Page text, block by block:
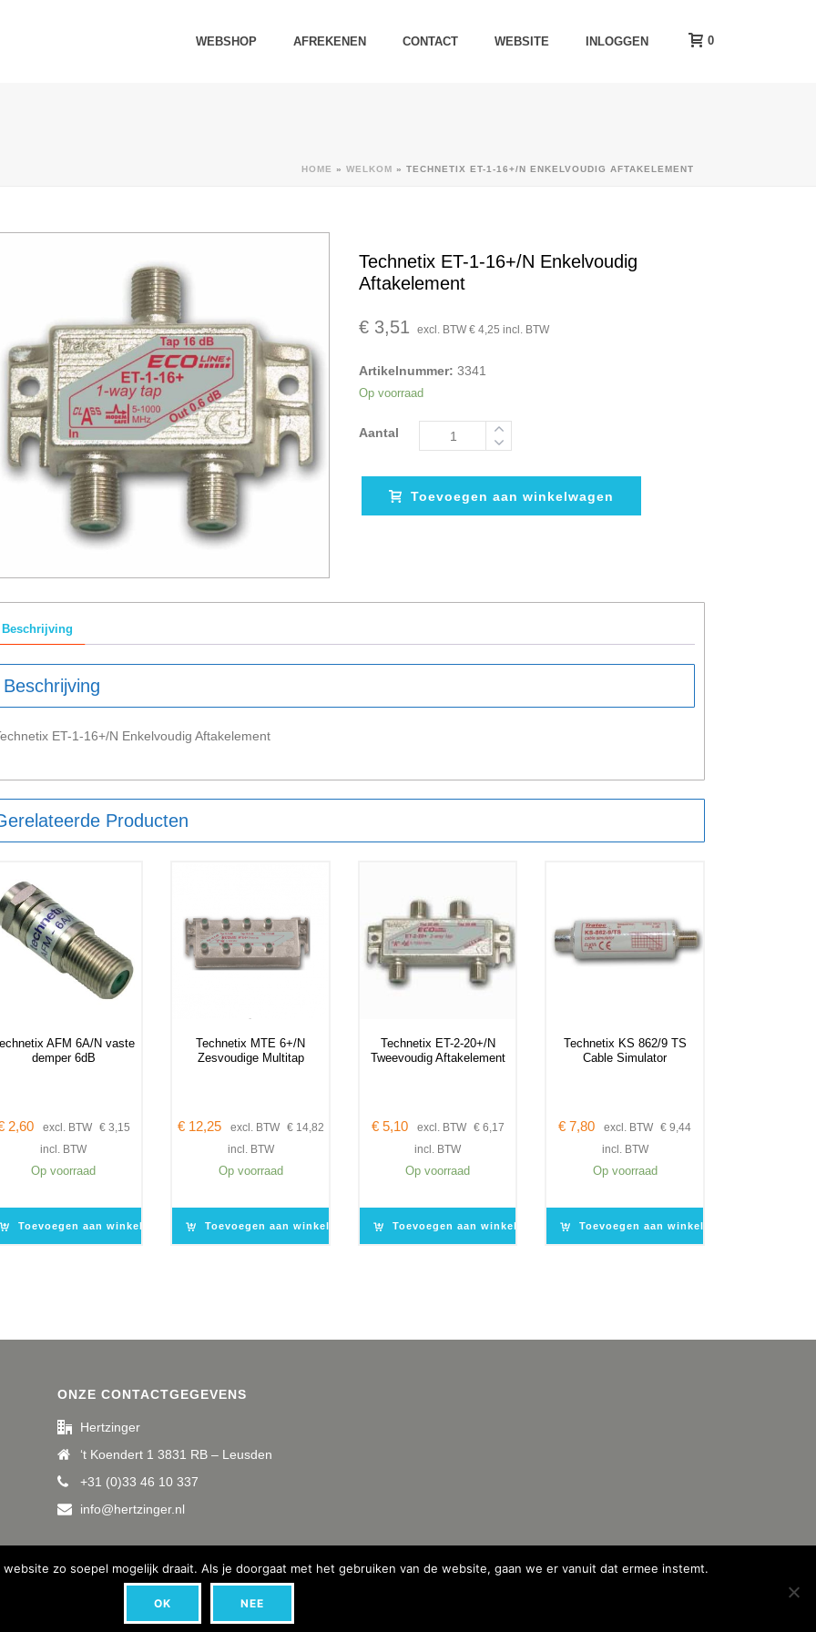
WEBSHOP AFREKENEN CONTACT WEBSITE INLOGGEN 0
HOME » WELKOM » TECHNETIX ET-1-16+/N ENKELVOUDIG AFTAKELEMENT
Technetix ET-1-16+/N Enkelvoudig
Aftakelement
€3,51 excl. BTW €4,25 incl. BTW
Artikelnummer: 3341
Op voorraad
Aantal
Toevoegen aan winkelwagen
Beschrijving
Beschrijving
ET-1-16+/N Enkelvoudig Aftakelement
Producten
AFM 6A/N vaste
demper 6dB
2,60 excl. BTW €3,15
incl. BTW
Op voorraad
Toevoegen aan winkelwagen
Technetix MTE 6+/N
Zesvoudige Multitap
€12,25 excl. BTW €14,82
incl. BTW
Op voorraad
Toevoegen aan winkelwagen
Technetix ET-2-20+/N
Tweevoudig Aftakelement
€5,10 excl. BTW €6,17
incl. BTW
Op voorraad
Toevoegen aan winkelwagen
Technetix KS 862/9 TS
Cable Simulator
€ 7,80 excl. BTW € 9,44
incl. BTW
Op voorraad
Toevoegen aan winkelwagen
ONZE CONTACTGEGEVENS
Hertzinger
‘t Koendert 1 3831 RB – Leusden
+31 (0)33 46 10 337
info@hertzinger.nl
zo soepel mogelijk draait. Als je doorgaat met het gebruiken van de website, gaan we er vanuit dat ermee instemt.
OK NEE